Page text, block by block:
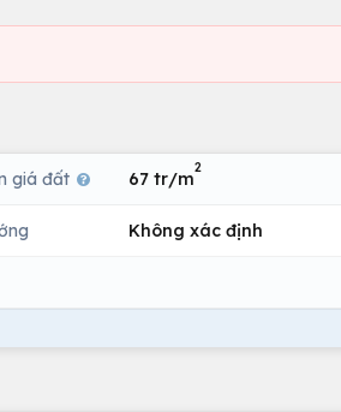
giá đất 67 tr/m
2
Không xác định